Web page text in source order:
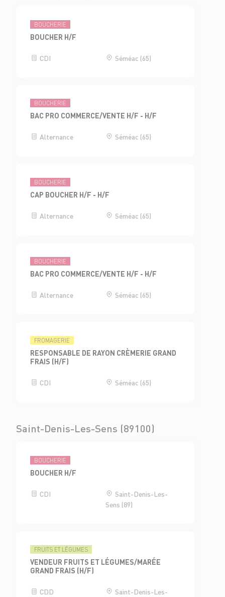
BOUCHERIE
BOUCHER H/F
CDI Séméac (65)
BOUCHERIE
BAC PRO COMMERCE/VENTE H/F - H/F
Alternance Séméac (65)
BOUCHERIE
CAP BOUCHER H/F - H/F
Alternance Séméac (65)
BOUCHERIE
BAC PRO COMMERCE/VENTE H/F - H/F
Alternance Séméac (65)
FROMAGERIE
RESPONSABLE DE RAYON CRÈMERIE GRAND
FRAIS (H/F)
CDI Séméac (65)
Saint-Denis-Les-Sens (89100)
BOUCHERIE
BOUCHER H/F
CDI
Saint-Denis-Les-
Sens (89)
FRUITS ET LÉGUMES
VENDEUR FRUITS ET LÉGUMES/MARÉE
GRAND FRAIS (H/F)
CDD Saint-Denis-Les-